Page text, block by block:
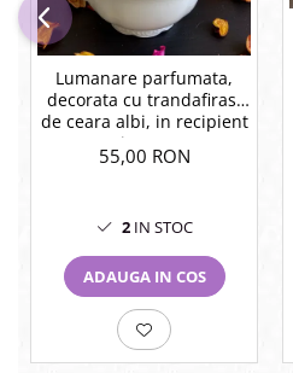
Lumanare parfumata,
decorata cu trandafirasi
de ceara albi, in recipient
vintage.
55,00 RON
2IN STOC
ADAUGA IN COS